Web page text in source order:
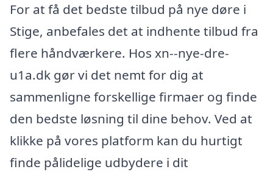
For at få det bedste tilbud på nye døre i
Stige, anbefales det at indhente tilbud fra
flere håndværkere. Hos xn--nye-dre-
u1a.dk gør vi det nemt for dig at
sammenligne forskellige firmaer og finde
den bedste løsning til dine behov. Ved at
klikke på vores platform kan du hurtigt
finde pålidelige udbydere i dit